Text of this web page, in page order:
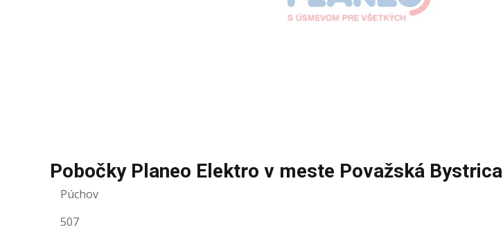
Pobočky Planeo Elektro v meste Považská Bystrica
Púchov
507